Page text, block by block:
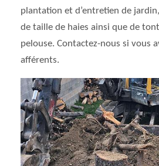
plantation et d’entretien de jardin,
de taille de haies ainsi que de
pelouse. Contactez-nous si vous
afférents.